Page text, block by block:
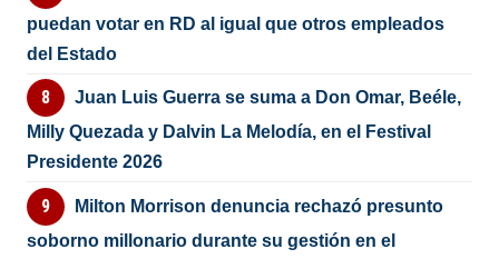
puedan votar en RD al igual que otros empleados
del Estado
Juan Luis Guerra se suma a Don Omar, Beéle,
Milly Quezada y Dalvin La Melodía, en el Festival
Presidente 2026
Milton Morrison denuncia rechazó presunto
soborno millonario durante su gestión en el